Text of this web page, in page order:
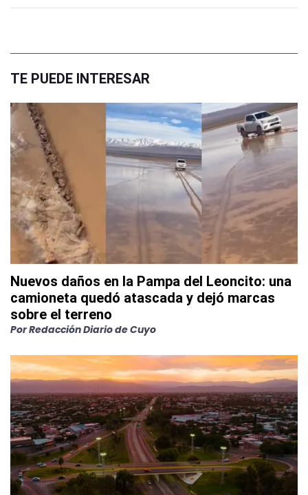
TE PUEDE INTERESAR
Nuevos daños en la Pampa del Leoncito: una
camioneta quedó atascada y dejó marcas
sobre el terreno
PorRedacción Diario de Cuyo